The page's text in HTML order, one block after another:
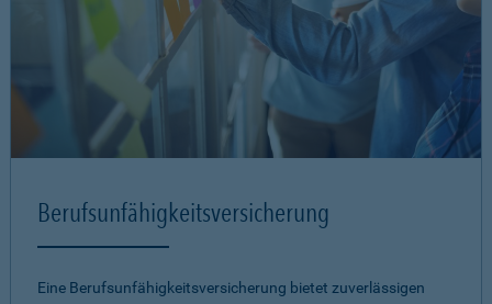
Berufsunfähigkeitsversicherung
Eine Berufsunfähigkeitsversicherung bietet zuverlässigen